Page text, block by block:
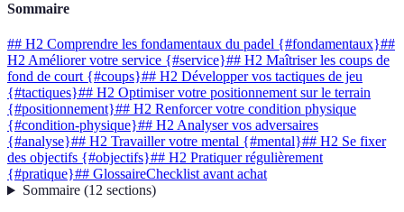
Sommaire
## H2 Comprendre les fondamentaux du padel {#fondamentaux}##
H2 Améliorer votre service {#service}## H2 Maîtriser les coups de
fond de court {#coups}## H2 Développer vos tactiques de jeu
{#tactiques}## H2 Optimiser votre positionnement sur le terrain
{#positionnement}## H2 Renforcer votre condition physique
{#condition-physique}## H2 Analyser vos adversaires
{#analyse}## H2 Travailler votre mental {#mental}## H2 Se fixer
des objectifs {#objectifs}## H2 Pratiquer régulièrement
{#pratique}## GlossaireChecklist avant achat
Sommaire(12 sections)